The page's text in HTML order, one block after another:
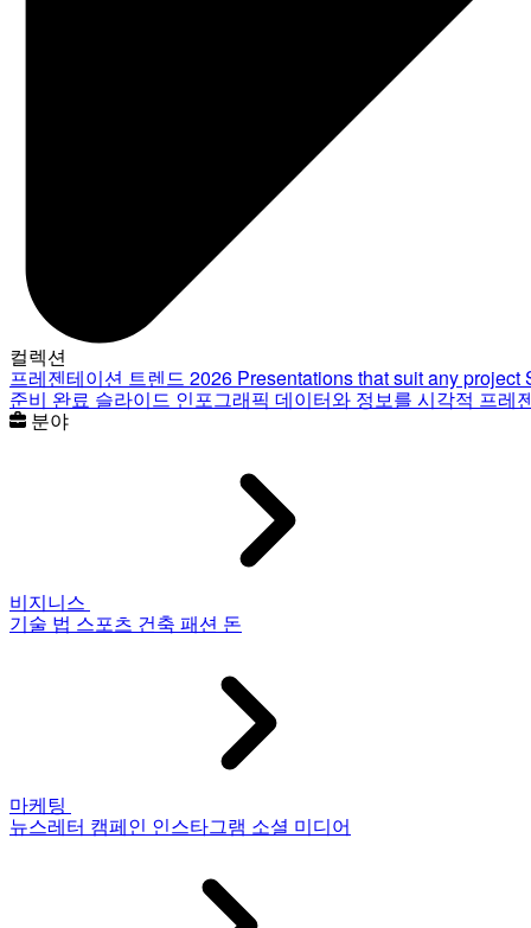
컬렉션
프레젠테이션 트렌드 2026 Presentations that suit any project
준비 완료 슬라이드 인포그래픽 데이터와 정보를 시각적 프레
분야
비지니스
기술 법 스포츠 건축 패션 돈
마케팅
뉴스레터 캠페인 인스타그램 소셜 미디어